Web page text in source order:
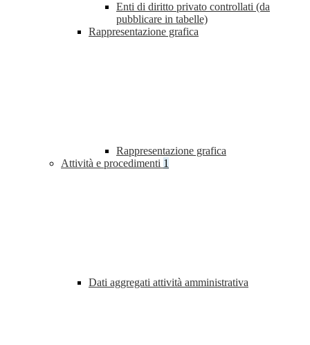
Enti di diritto privato controllati (da
pubblicare in tabelle)
Rappresentazione grafica
Rappresentazione grafica
Attività e procedimenti 1
Dati aggregati attività amministrativa